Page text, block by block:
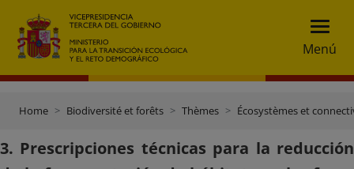
Menú
Home Biodiversité et forêts Thèmes Écosystèmes et
3. Prescripciones técnicas para la reducción